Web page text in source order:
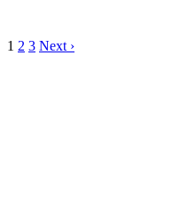
1 2 3 Next ›